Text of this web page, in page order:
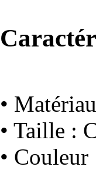
•
• Taille :
•